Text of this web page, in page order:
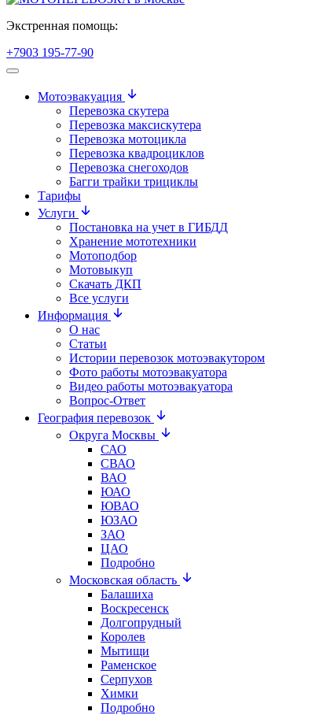
Экстренная помощь:
+7903 195-77-90
Мотоэвакуация
Перевозка скутера
Перевозка максискутера
Перевозка мотоцикла
Перевозка квадроциклов
Перевозка снегоходов
Багги трайки трициклы
Тарифы
Услуги
Постановка на учет в ГИБДД
Хранение мототехники
Мотоподбор
Мотовыкуп
Скачать ДКП
Все услуги
Информация
О нас
Статьи
Истории перевозок мотоэвакутором
Фото работы мотоэвакуатора
Видео работы мотоэвакуатора
Вопрос-Ответ
География перевозок
Округа Москвы
САО
СВАО
ВАО
ЮАО
ЮВАО
ЮЗАО
ЗАО
ЦАО
Подробно
Московская область
Балашиха
Воскресенск
Долгопрудный
Королев
Мытищи
Раменское
Серпухов
Химки
Подробно